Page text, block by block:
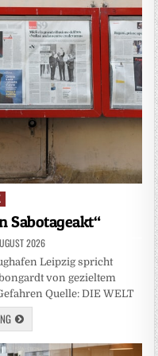
Sabotageakt“
2026
Leipzig spricht
von gezieltem
Quelle: DIE WELT